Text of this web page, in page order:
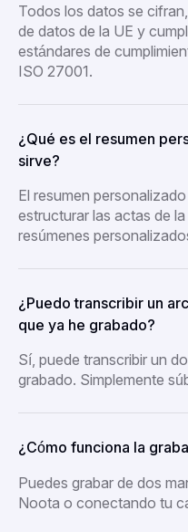
Todos los datos se
de datos de la UE y
estándares de
ISO 27001.
¿Qué es el resumen
sirve?
El resumen
estructurar las actas de
resúmenes
¿Puedo transcribir un
que ya he grabado?
Sí, puede transcribir un
grabado. Simplemente
¿Cómo funciona la
Puedes grabar de dos
Noota o conectando tu